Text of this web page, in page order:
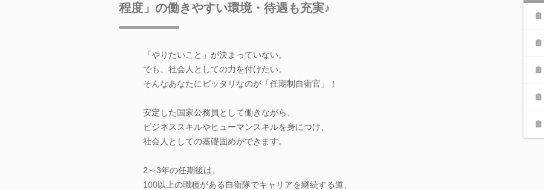
程度」の働きやすい環境・待遇も充実♪
「やりたいこと」が決まっていない。
でも、社会人としての力を付けたい。
そんなあなたにピッタリなのが「任期制自衛官」！
安定した国家公務員として働きながら、
ビジネススキルやヒューマンスキルを身につけ、
社会人としての基礎固めができます。
2～3年の任期後は、
100以上の職種がある自衛隊でキャリアを継続する道、